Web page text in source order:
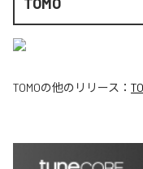
TOMOの他のリリース：